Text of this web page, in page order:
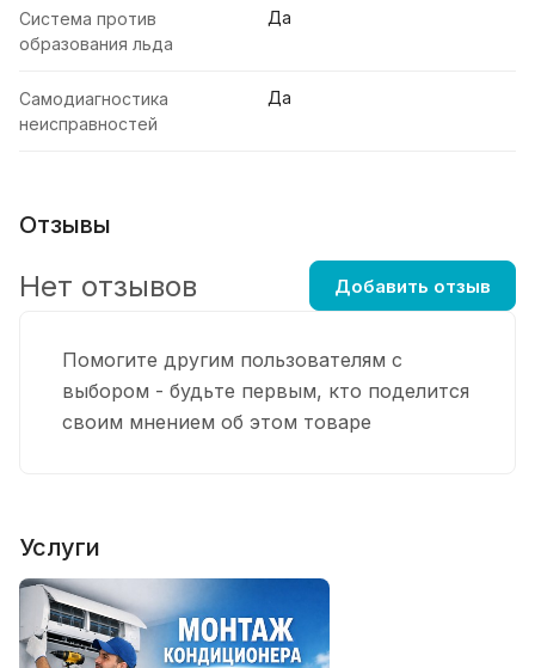
Система против
образования льда
Да
Самодиагностика
неисправностей
Да
Отзывы
Помогите другим пользователям с
выбором - будьте первым, кто поделится
своим мнением об этом товаре
Нет отзывов Добавить отзыв
Услуги